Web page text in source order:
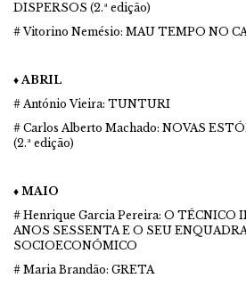
DISPERSOS (2.ª edição)
# Vitorino Nemésio: MAU TEMPO NO
♦ ABRIL
# António Vieira: TUNTURI
# Carlos Alberto Machado: NOVAS
(2.ª edição)
♦ MAIO
# Henrique Garcia Pereira: O TÉCNICO
ANOS SESSENTA E O SEU
SOCIOECONÓMICO
# Maria Brandão: GRETA